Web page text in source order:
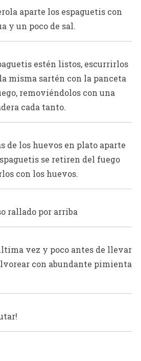
aparte los espaguetis con
y un poco de sal.
estén listos, escurrirlos
misma sartén con la panceta
removiéndolos con una
cada tanto.
de los huevos en plato aparte
se retiren del fuego
con los huevos.
rallado por arriba
vez y poco antes de llevar
con abundante pimienta